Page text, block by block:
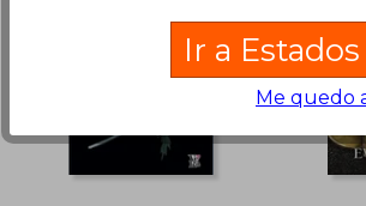
Ir a
Me quedo